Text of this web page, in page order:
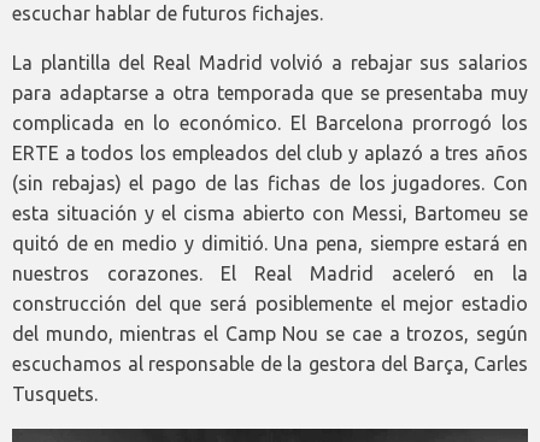
escuchar hablar de futuros fichajes.
La plantilla del Real Madrid volvió a rebajar sus salarios
para adaptarse a otra temporada que se presentaba muy
complicada en lo económico. El Barcelona prorrogó los
ERTE a todos los empleados del club y aplazó a tres años
(sin rebajas) el pago de las fichas de los jugadores. Con
esta situación y el cisma abierto con Messi, Bartomeu se
quitó de en medio y dimitió. Una pena, siempre estará en
nuestros corazones. El Real Madrid aceleró en la
construcción del que será posiblemente el mejor estadio
del mundo, mientras el Camp Nou se cae a trozos, según
escuchamos al responsable de la gestora del Barça, Carles
Tusquets.